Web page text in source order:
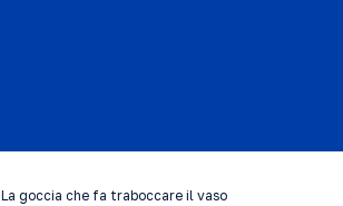
La goccia che fa traboccare il vaso